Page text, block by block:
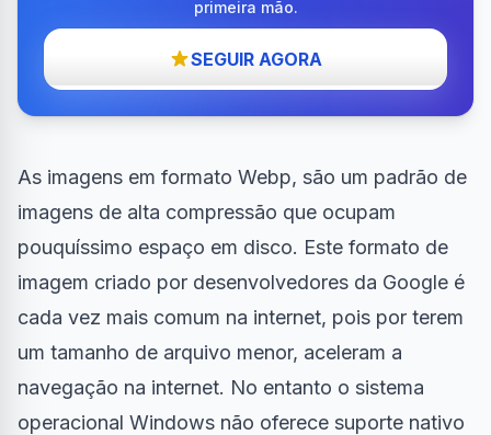
primeira mão.
SEGUIR AGORA
As imagens em formato Webp, são um padrão de
imagens de alta compressão que ocupam
pouquíssimo espaço em disco. Este formato de
imagem criado por desenvolvedores da Google é
cada vez mais comum na internet, pois por terem
um tamanho de arquivo menor, aceleram a
navegação na internet. No entanto o sistema
operacional Windows não oferece suporte nativo